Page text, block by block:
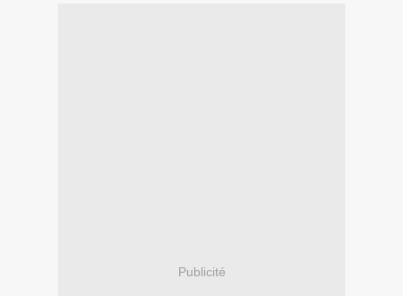
Publicité